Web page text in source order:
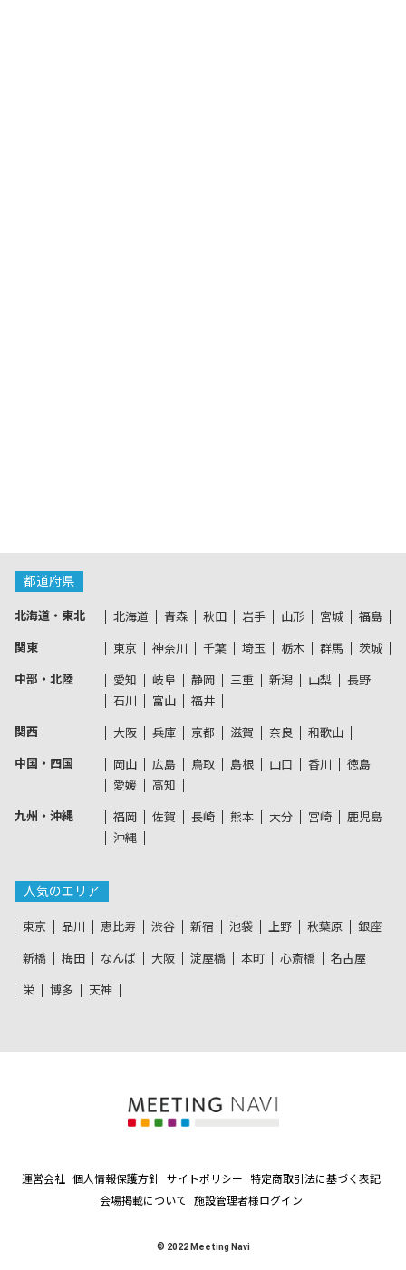
都道府県
北海道・東北 北海道 青森 秋田 岩手 山形 宮城 福島
関東 東京 神奈川 千葉 埼玉 栃木 群馬 茨城
中部・北陸 愛知 岐阜 静岡 三重 新潟 山梨
長野
石川
富山 福井
関西 大阪 兵庫 京都 滋賀 奈良 和歌山
中国・四国 岡山 広島 鳥取 島根 山口 香川
徳島
愛媛
高知
九州・沖縄 福岡 佐賀 長崎 熊本 大分 宮崎
鹿児島
沖縄
人気のエリア
東京 品川 恵比寿 渋谷 新宿 池袋 上野 秋葉原 銀座
新橋 梅田 なんば 大阪 淀屋橋 本町 心斎橋 名古屋
栄 博多 天神
運営会社 個人情報保護方針 サイトポリシー
特定商取引法に基づく表記
会場掲載について
施設管理者様ログイン
© 2022 Meeting Navi